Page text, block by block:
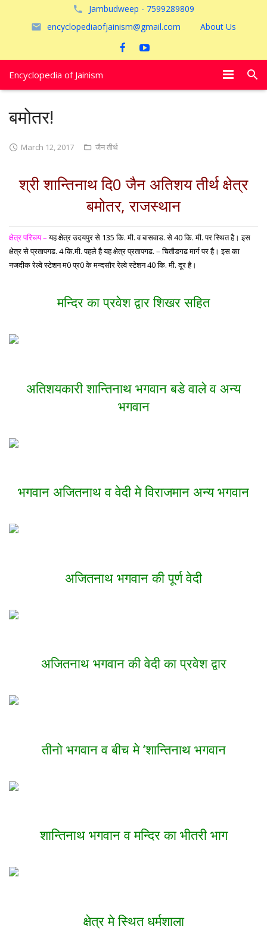
Jambudweep - 7599289809
encyclopediaofjainism@gmail.com
About Us
Encyclopedia of Jainism
अयोध्या
बमोतर!
March 12, 2017 जैन तीर्थ
श्री शान्तिनाथ दि0 जैन अतिशय तीर्थ क्षेत्र
बमोतर, राजस्थान
क्षेत्र परिचय –यह क्षेत्र उदयपुर से 135 कि. मी. व बासवाड. से 40 कि. मी. पर स्थित है। इस
क्षेत्र से प्रतापगढ. 4 कि.मी. पहले है यह क्षेत्र प्रतापगढ. – चितौडगढ मार्ग पर है। इस का
नजदीक रेल्वे स्टेशन म0 प्र0 के मन्दसौर रेल्वे स्टेशन 40 कि. मी. दूर है।
मन्दिर का प्रवेश द्वार शिखर सहित
अतिशयकारी शान्तिनाथ भगवान बडे वाले व अन्य
भगवान
भगवान अजितनाथ व वेदी मे विराजमान अन्य भगवान
अजितनाथ भगवान की पूर्ण वेदी
अजितनाथ भगवान की वेदी का प्रवेश द्वार
तीनो भगवान व बीच मे ‘शान्तिनाथ भगवान
शान्तिनाथ भगवान व मन्दिर का भीतरी भाग
क्षेत्र मे स्थित धर्मशाला